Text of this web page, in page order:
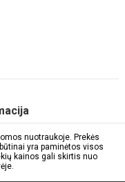
nuotraukoje. Prekės
yra paminėtos visos
kainos gali skirtis nuo